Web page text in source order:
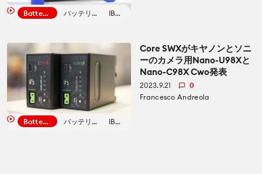
Battery News バッテリーニュース IBC 2023
Battery News バッテリーニュース IBC 2023
Core SWXがキヤノンとソニ
ーのカメラ用Nano-U98Xと
Nano-C98X Cwo発表
2023.9.21
0
Francesco Andreola